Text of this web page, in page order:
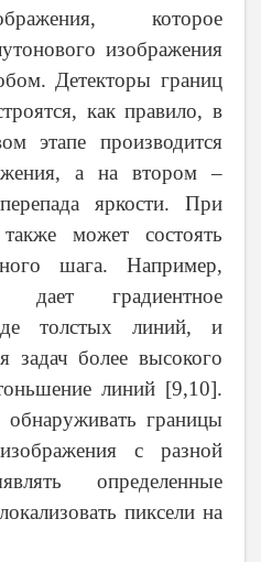
которое
изображения
Детекторы границ
как правило, в
этапе производится
а на втором –
яркости. При
может состоять
шага. Например,
дает градиентное
толстых линий, и
задач более высокого
линий [9,10].
границы
с разной
определенные
пиксели на